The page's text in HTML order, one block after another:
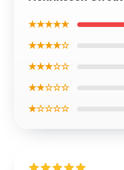
★★★★★
★★★★☆
★★★☆☆
★★☆☆☆
★☆☆☆☆